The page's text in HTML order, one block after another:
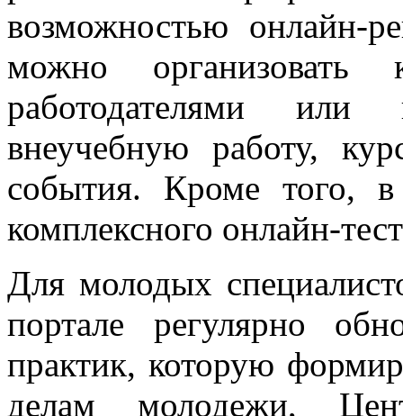
возможностью онлайн-
можно организовать
работодателями или
внеучебную работу,
события. Кроме того, в
комплексного онлайн-
Для молодых
портале регулярно
практик, которую
делам молодежи,